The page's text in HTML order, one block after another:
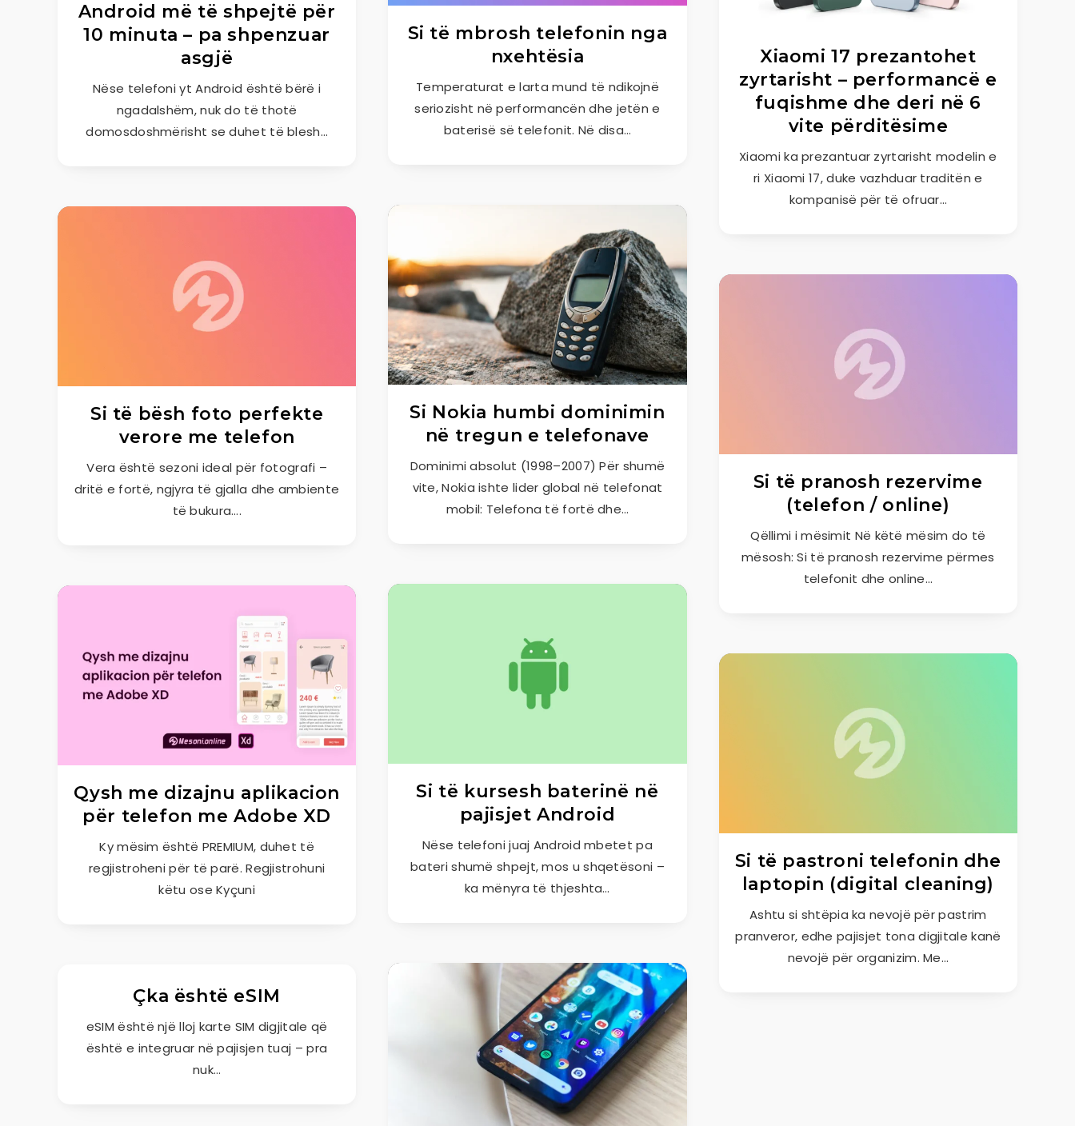
Android më të shpejtë për
10 minuta – pa shpenzuar
asgjë
Nëse telefoni yt Android është bërë i
ngadalshëm, nuk do të thotë
domosdoshmërisht se duhet të blesh…
Si të mbrosh telefonin nga
nxehtësia
Temperaturat e larta mund të ndikojnë
seriozisht në performancën dhe jetën e
baterisë së telefonit. Në disa…
Xiaomi 17 prezantohet
zyrtarisht – performancë e
fuqishme dhe deri në 6
vite përditësime
Xiaomi ka prezantuar zyrtarisht modelin e
ri Xiaomi 17, duke vazhduar traditën e
kompanisë për të ofruar…
Si të bësh foto perfekte
verore me telefon
Vera është sezoni ideal për fotografi –
dritë e fortë, ngjyra të gjalla dhe ambiente
të bukura….
Si Nokia humbi dominimin
në tregun e telefonave
Dominimi absolut (1998–2007) Për shumë
vite, Nokia ishte lider global në telefonat
mobil: Telefona të fortë dhe…
Si të pranosh rezervime
(telefon / online)
Qëllimi i mësimit Në këtë mësim do të
mësosh: Si të pranosh rezervime përmes
telefonit dhe online…
Qysh me dizajnu aplikacion
për telefon me Adobe XD
Ky mësim është PREMIUM, duhet të
regjistroheni për të parë. Regjistrohuni
këtu ose Kyçuni
Si të kursesh baterinë në
pajisjet Android
Nëse telefoni juaj Android mbetet pa
bateri shumë shpejt, mos u shqetësoni –
ka mënyra të thjeshta…
Si të pastroni telefonin dhe
laptopin (digital cleaning)
Ashtu si shtëpia ka nevojë për pastrim
pranveror, edhe pajisjet tona digjitale kanë
nevojë për organizim. Me…
Çka është eSIM
eSIM është një lloj karte SIM digjitale që
është e integruar në pajisjen tuaj – pra
nuk…